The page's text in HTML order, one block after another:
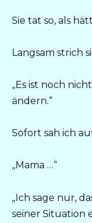
Sie tat so, als
Langsam strich
„Es ist noch
ändern.“
Sofort sah ich
„Mama …“
„Ich sage nur,
seiner Situation